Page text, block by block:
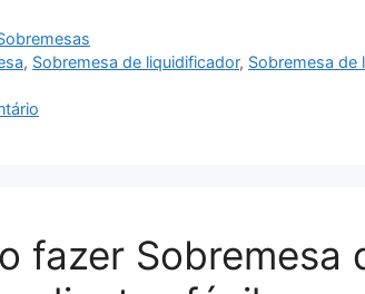
, Sobremesa de liquidificador, Sobremesa de
fazer